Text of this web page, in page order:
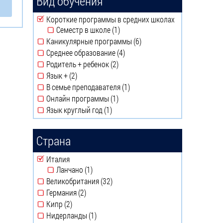
Remove Короткие программы в средних школах filter
Короткие программы в средних школах
Семестр в школе (1)
filter
Каникулярные программы (6)
Среднее образование (4)
Родитель + ребенок (2)
Язык + (2)
В семье преподавателя (1)
Онлайн программы (1)
Язык круглый год (1)
filter
Страна
Remove Италия filter
Италия
Ланчано (1)
Великобритания (32)
Германия (2)
Кипр (2)
Нидерланды (1)